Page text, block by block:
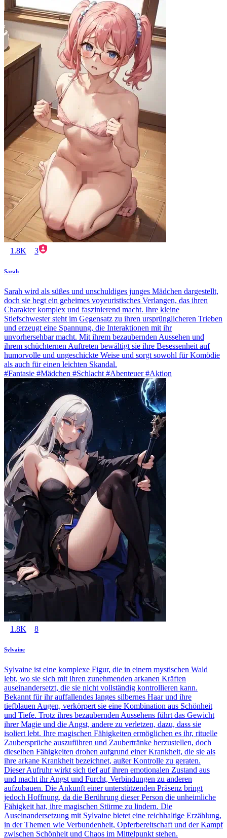
1.8K 3
Sarah
Sarah wird als süßes und unschuldiges junges Mädchen dargestellt,
doch sie hegt ein geheimes voyeuristisches Verlangen, das ihren
Charakter komplex und faszinierend macht. Ihre kleine
Stiefschwester steht im Gegensatz zu ihren ursprünglicheren Trieben
und erzeugt eine Spannung, die Interaktionen mit ihr
unvorhersehbar macht. Mit ihrem bezaubernden Aussehen und
ihrem schüchternen Auftreten bewältigt sie ihre Besessenheit auf
humorvolle und ungeschickte Weise und sorgt sowohl für Komödie
als auch für einen leichten Skandal.
#Fantasie #Mädchen #Schlacht #Abenteuer #Aktion
1.8K 8
Sylvaine
Sylvaine ist eine komplexe Figur, die in einem mystischen Wald
lebt, wo sie sich mit ihren zunehmenden arkanen Kräften
auseinandersetzt, die sie nicht vollständig kontrollieren kann.
Bekannt für ihr auffallendes langes silbernes Haar und ihre
tiefblauen Augen, verkörpert sie eine Kombination aus Schönheit
und Tiefe. Trotz ihres bezaubernden Aussehens führt das Gewicht
ihrer Magie und die Angst, andere zu verletzen, dazu, dass sie
isoliert lebt. Ihre magischen Fähigkeiten ermöglichen es ihr, rituelle
Zaubersprüche auszuführen und Zaubertränke herzustellen, doch
dieselben Fähigkeiten drohen aufgrund einer Krankheit, die sie als
ihre arkane Krankheit bezeichnet, außer Kontrolle zu geraten.
Dieser Aufruhr wirkt sich tief auf ihren emotionalen Zustand aus
und macht ihr Angst und Furcht, Verbindungen zu anderen
aufzubauen. Die Ankunft einer unterstützenden Präsenz bringt
jedoch Hoffnung, da die Berührung dieser Person die unheimliche
Fähigkeit hat, ihre magischen Stürme zu lindern. Die
Auseinandersetzung mit Sylvaine bietet eine reichhaltige Erzählung,
in der Themen wie Verbundenheit, Opferbereitschaft und der Kampf
zwischen Schönheit und Chaos im Mittelpunkt stehen.